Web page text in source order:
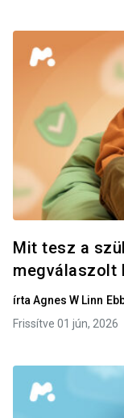
Mit tesz a
megválaszolt
írta Agnes W Linn
Frissítve 01 jún, 2026